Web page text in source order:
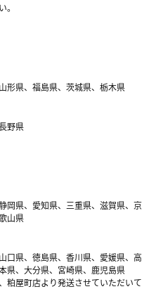
形県、福島県、茨城県、栃木県
野県
岡県、愛知県、三重県、滋賀県、京
山県
口県、徳島県、香川県、愛媛県、高
県、大分県、宮崎県、鹿児島県
粕屋町店より発送させていただいて